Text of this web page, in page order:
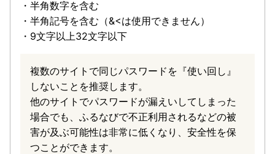
・半角数字を含む
・半角記号を含む（&<は使用できません）
・9文字以上32文字以下
複数のサイトで同じパスワードを『使い回し』
しないことを推奨します。
他のサイトでパスワードが漏えいしてしまった
場合でも、ふるなびで不正利用されるなどの被
害が及ぶ可能性は非常に低くなり、安全性を保
つことができます。